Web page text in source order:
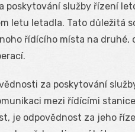
poskytování služby řízení
letu letadla. Tato důležitá
řídícího místa na druhé,
za poskytování
mezi řídícími
je odpovědnost za jeho